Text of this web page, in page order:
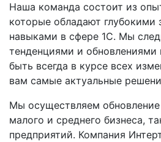
Наша команда состоит из
которые обладают глубокими
навыками в сфере 1C. Мы
тенденциями и обновлениями
быть всегда в курсе всех
вам самые актуальные
Мы осуществляем
малого и среднего бизнеса,
предприятий. Компания